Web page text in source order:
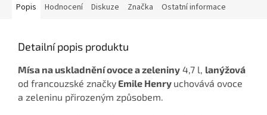
Popis Hodnocení Diskuze Značka Ostatní informace
Detailní popis produktu
Mísa na uskladnění ovoce a zeleniny 4,7 l, lanýžová
od francouzské značky Emile Henry uchovává ovoce
a zeleninu přirozeným způsobem.